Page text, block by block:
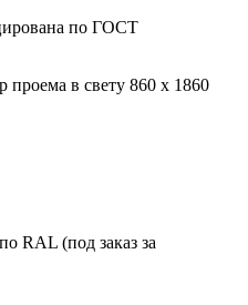
по ГОСТ
проема в свету 860 х 1860
(под заказ за